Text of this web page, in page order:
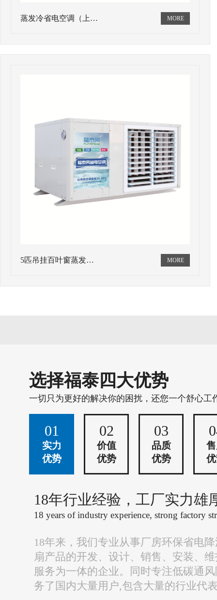
蒸发冷省电空调（上…
5匹吊挂百叶窗蒸发…
选择福泰四大优势
一切只为更好的解决你的困扰，还您一个舒心工
01
实力
优势
02
价值
优势
03
品质
优势
18年行业经验，工厂实力雄
18 years of industry experience, strong factory
18年来，我们专业从事厂房环保省电
扇产品的开发、设计、销售、安装、
服务为一体的企业。同时专注低碳通
务了国内大量用户,包含大量的行业代